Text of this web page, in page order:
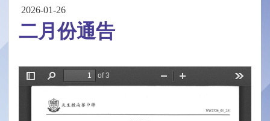
2026-01-26
二月份通告